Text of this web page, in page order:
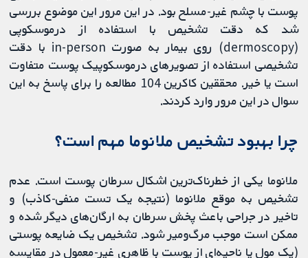
پوست با چشم غیر-مسلح بود. در این مرور این موضوع بررسی
شد که دقت تشخیص با استفاده از درموسکوپی
(dermoscopy) روی بیمار به صورت in-person با دقت
تشخیصی استفاده از تصویرهای درموسکوپیک پوست متفاوت
است یا خیر. محققین کاکرین 104 مطالعه را برای پاسخ به این
سوال در این مرور وارد کردند.
چرا بهبود تشخیص ملانوما مهم است؟
ملانوما یکی از خطرناک‌ترین اشکال سرطان پوست است. عدم
تشخیص به موقع ملانوما (نتیجه یک تست منفی-کاذب) و
تاخیر در جراحی باعث پخش سرطان به ارگان‌های دیگر شده و
ممکن است موجب مرگ‌ومیر شود. تشخیص یک ضایعه پوستی
(یک مول یا ناحیه‌ای از پوست با ظاهری غیر-معمول در مقایسه